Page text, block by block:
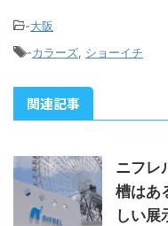
-大阪
-カラーズ, ショーイチ
関連記事
ニフレ
槽はあ
しい展